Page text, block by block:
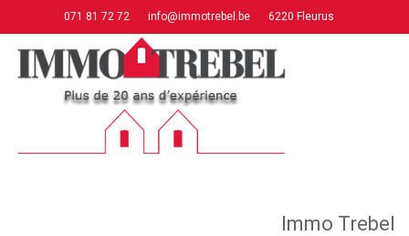
071 81 72 72 info@immotrebel.be 6220 Fleurus
Immo Trebel